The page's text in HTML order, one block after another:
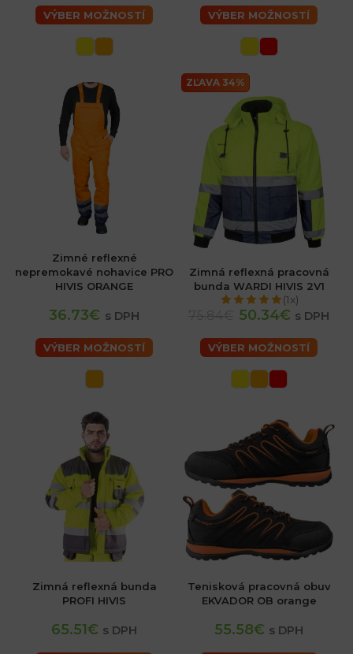
VÝBER MOŽNOSTÍ VÝBER MOŽNOSTÍ
Zimné reflexné
nepremokavé nohavice PRO
HIVIS ORANGE
36.73€ s DPH
VÝBER MOŽNOSTÍ
ZĽAVA 34%
Zimná reflexná pracovná
bunda WARDI HIVIS 2V1
(1x)
50.34€ s DPH
VÝBER MOŽNOSTÍ
Zimná reflexná bunda
PROFI HIVIS
65.51€ s DPH
Tenisková pracovná obuv
EKVADOR OB orange
55.58€ s DPH